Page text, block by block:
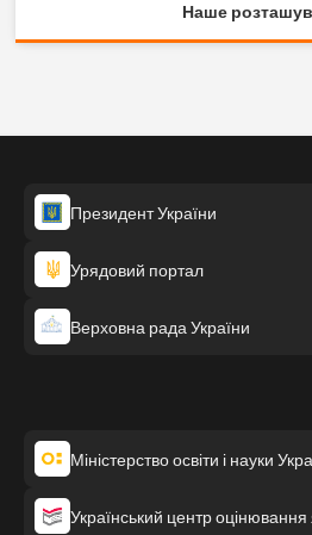
Наше
Президент України
Урядовий портал
Верховна рада України
Міністерство освіти і науки
Український центр оцінювання